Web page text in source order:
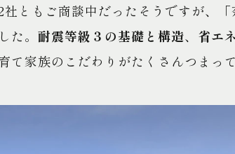
ともご商談中だったそうですが、
た。 耐震等級３の基礎と構造、 省エネ
て家族のこだわりがたくさんつまって